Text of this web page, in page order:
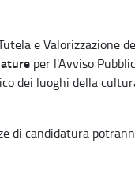
e Valorizzazione
per l'Avviso
dei luoghi della
di candidatura